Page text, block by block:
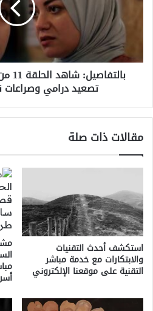
مسلسل
تيرم»..
تصعيد
درامي
مشحونة
تصعيد درامي
مقالات ذات صلة
استكشف أحدث التقنيات
والابتكارات مع خدمة مباشر
التقنية على موقعنا الإلكتروني